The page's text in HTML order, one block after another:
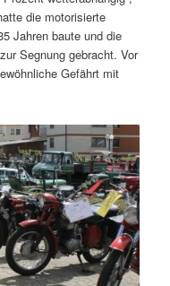
die motorisierte
Jahren baute und die
Segnung gebracht. Vor
Gefährt mit